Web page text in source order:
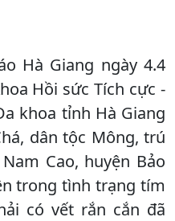
Hà Giang ngày 4.4
Hồi sức Tích cực -
khoa tỉnh Hà Giang
dân tộc Mông, trú
Cao, huyện Bảo
trong tình trạng tím
có vết rắn cắn đã